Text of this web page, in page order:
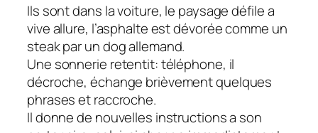
Ils sont dans la voiture, le paysage défile a
vive allure, l’asphalte est dévorée comme un
steak par un dog allemand.
Une sonnerie retentit: téléphone, il
décroche, échange brièvement quelques
phrases et raccroche.
Il donne de nouvelles instructions a son